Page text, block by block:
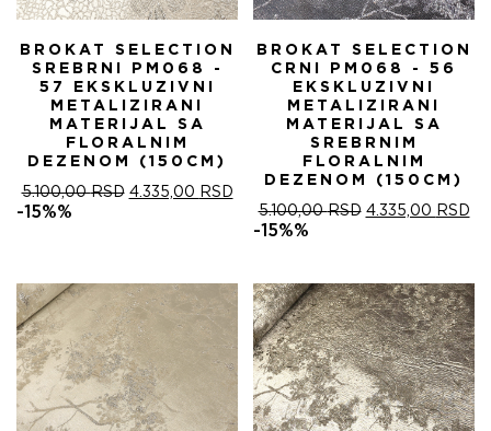
BROKAT SELECTION
SREBRNI PM068 -
57 EKSKLUZIVNI
METALIZIRANI
MATERIJAL SA
FLORALNIM
DEZENOM (150CM)
5.100,00RSD ОРИГИНАЛНА
4.335,00 RSDТРЕНУТНА
ЦЕНА
-15%%
BROKAT SELECTION
CRNI PM068 - 56
EKSKLUZIVNI
METALIZIRANI
MATERIJAL SA
SREBRNIM
FLORALNIM
DEZENOM (150CM)
5.100,00RSD ОРИГИНАЛНА
5.100,00 RSD.
4.335,00 RSD
-15%%